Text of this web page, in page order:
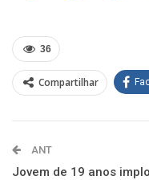
em
nova
janela)
36
Compartilhar
ANT
Jovem de 19 anos